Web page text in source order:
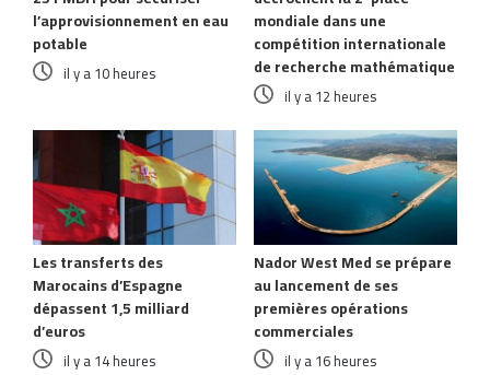
l’approvisionnement en eau
potable
il y a 10 heures
mondiale dans une
compétition internationale
de recherche mathématique
il y a 12 heures
Les transferts des
Marocains d’Espagne
dépassent 1,5 milliard
d’euros
il y a 14 heures
Nador West Med se prépare
au lancement de ses
premières opérations
commerciales
il y a 16 heures